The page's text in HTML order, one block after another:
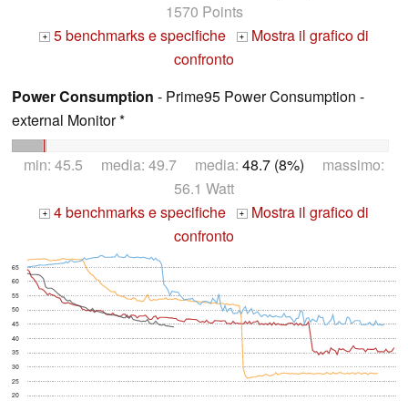
1570 Points
+ 5 benchmarks e specifiche + Mostra il grafico di
confronto
Power Consumption - Prime95 Power Consumption -
external Monitor *
min: 45.5 media: 49.7 media: 48.7 (8%) massimo:
56.1 Watt
+ 4 benchmarks e specifiche + Mostra il grafico di
confronto
20
25
30
35
40
45
50
55
60
65